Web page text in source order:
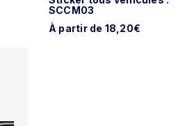
SCCM03
À partir de 18,20€